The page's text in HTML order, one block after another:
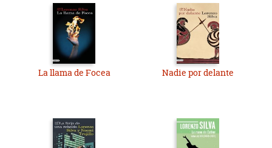
La llama de Focea Nadie por delante